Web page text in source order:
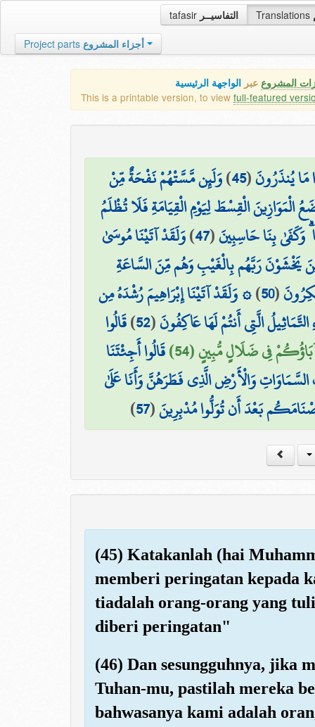
tafasir التفاسيــر Translations
Project parts أجزاء المشروع
المشروع عبر الواجهة الرئيسية
This is a printable version, to view full-featured
مَا يُنذَرُونَ(
45
)وَلَئِن مَّسَّتْهُمْ نَفْحَةٌ مِّنْ
الْمَوَازِينَ الْقِسْطَ لِيَوْمِ الْقِيَامَةِ فَلَا تُظْلَمُ
بِنَا حَاسِبِينَ(
47
)وَلَقَدْ آتَيْنَا مُوسَىٰ
يَخْشَوْنَ رَبَّهُم بِالْغَيْبِ وَهُم مِّنَ السَّاعَةِ
(
50
)۞ وَلَقَدْ آتَيْنَا إِبْرَاهِيمَ رُشْدَهُ مِن
الَّتِي أَنتُمْ لَهَا عَاكِفُونَ(
52
)قَالُوا
فِي ضَلَالٍ مُّبِينٍ (54)
قَالُوا أَجِئْتَنَا
وَالْأَرْضِ الَّذِي فَطَرَهُنَّ وَأَنَا عَلَىٰ
بَعْدَ أَن تُوَلُّوا مُدْبِرِينَ(
57
)
(45) Katakanlah (hai
memberi peringatan kepada
tiadalah orang-orang yang
diberi peringatan"
(46) Dan sesungguhnya, jika
Tuhan-mu, pastilah mereka
bahwasanya kami adalah